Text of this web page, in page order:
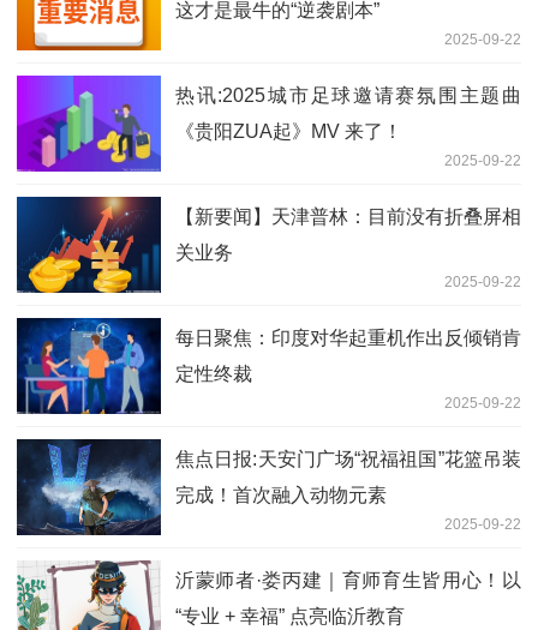
这才是最牛的“逆袭剧本”
2025-09-22
热讯:2025城市足球邀请赛氛围主题曲
《贵阳ZUA起》MV 来了！
2025-09-22
【新要闻】天津普林：目前没有折叠屏相
关业务
2025-09-22
每日聚焦：印度对华起重机作出反倾销肯
定性终裁
2025-09-22
焦点日报:天安门广场“祝福祖国”花篮吊装
完成！首次融入动物元素
2025-09-22
沂蒙师者·娄丙建｜育师育生皆用心！以
“专业 + 幸福” 点亮临沂教育